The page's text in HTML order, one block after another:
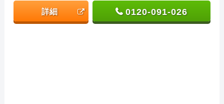
詳細 0120-091-026